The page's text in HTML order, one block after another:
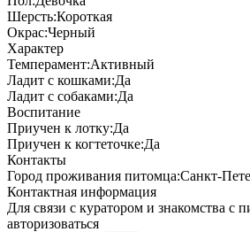
Шерсть:Короткая
Окрас:Черный
Характер
Темперамент:Активный
Ладит с кошками:Да
Ладит с собаками:Да
Воспитание
Приучен к лотку:Да
Приучен к когтеточке:Да
Контакты
Город проживания питомца:Санкт-
Контактная информация
Для связи с куратором и знакомства с
авторизоваться